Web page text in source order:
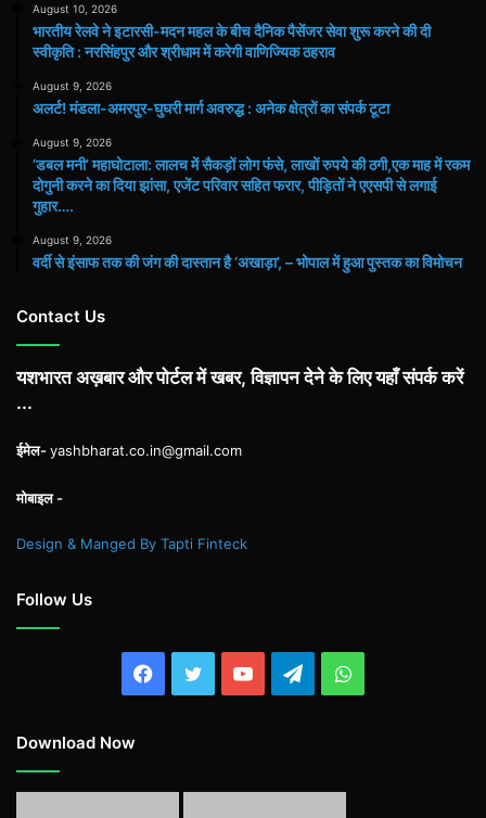
August 10, 2026
भारतीय रेलवे ने इटारसी-मदन महल के बीच दैनिक पैसेंजर सेवा शुरू करने की दी
स्वीकृति : नरसिंहपुर और श्रीधाम में करेगी वाणिज्यिक ठहराव
August 9, 2026
अलर्ट! मंडला-अमरपुर-घुघरी मार्ग अवरुद्ध : अनेक क्षेत्रों का संपर्क टूटा
August 9, 2026
​’डबल मनी’ महाघोटाला: लालच में सैकड़ों लोग फंसे, लाखों रुपये की ठगी,एक माह में रकम
दोगुनी करने का दिया झांसा, एजेंट परिवार सहित फरार, पीड़ितों ने एएसपी से लगाई
गुहार….
August 9, 2026
वर्दी से इंसाफ तक की जंग की दास्तान है ‘अखाड़ा’, – भोपाल में हुआ पुस्तक का विमोचन
Contact Us
यशभारत अख़बार और पोर्टल में खबर, विज्ञापन देने के लिए यहाँ संपर्क करें
...
ईमेल-yashbharat.co.in@gmail.com
मोबाइल -
Design & Manged By Tapti Finteck
Follow Us
Facebook
TwitterYouTubeTelegramWhatsApp
Download Now